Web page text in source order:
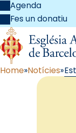
Agenda
Fes un donatiu
Home Notícies